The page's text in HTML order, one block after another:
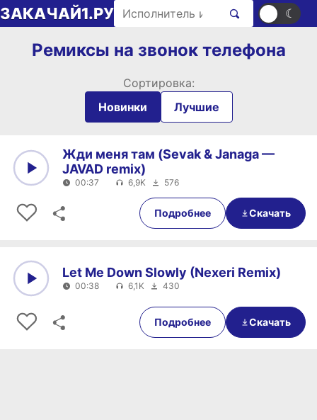
Перейти к содержимому
ЗАКАЧАЙ1.РУ Поиск рингтонов ☀ ☾
Ремиксы на звонок телефона
Сортировка:
Новинки
Лучшие
00:37
Жди меня там (Sevak & Janaga —
JAVAD remix)
00:37 6,9K 576
Подробнее Скачать
00:38
Let Me Down Slowly (Nexeri Remix)
00:38 6,1K 430
Подробнее Скачать